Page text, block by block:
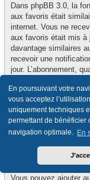
En poursuivant votre
vous acceptez
uniquement techniques
permettant de bénéficier
navigation optimale. En
Dans phpBB 3.0, la
aux favoris était
internet. Vous ne
aux favoris était mis à
davantage similaires
recevoir une
jour. L’abonnement,
forum ou d’un sujet
notification des
depuis le panneau de
du forum ».
Haut
Comment puis-je
spécifique ?
Vous pouvez ajouter